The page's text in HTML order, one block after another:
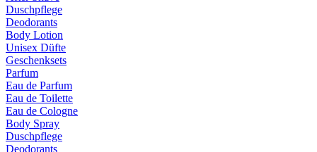
Duschpflege
Deodorants
Body Lotion
Unisex Düfte
Geschenksets
Parfum
Eau de Parfum
Eau de Toilette
Eau de Cologne
Body Spray
Duschpflege
Deodorants